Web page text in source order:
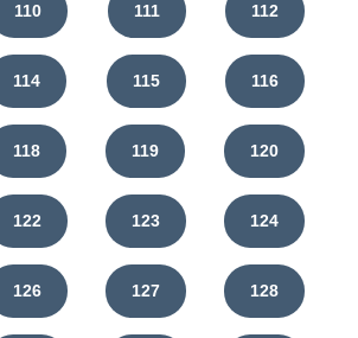
110 111 112
114 115 116
118 119 120
122 123 124
126 127 128